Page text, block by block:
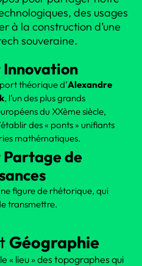
des usages
à la construction d’une
souveraine.
Innovation
théorique d’Alexandre
, l’un des plus grands
du XXème siècle,
des « ponts » unifiants
mathématiques.
Partage de
figure de rhétorique, qui
transmettre.
Géographie
« lieu » des topographes qui